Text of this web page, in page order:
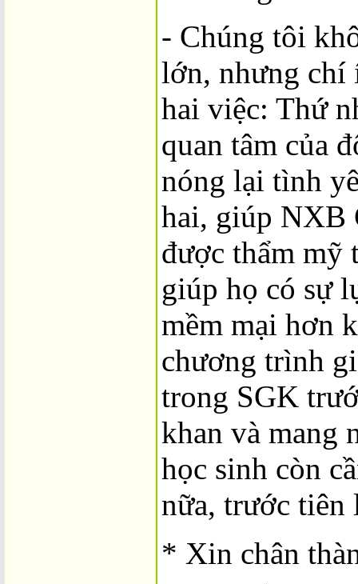
- Chúng tôi
lớn, nhưng chí
hai việc: Thứ
quan tâm của
nóng lại tình
hai, giúp NXB
được thẩm mỹ
giúp họ có sự
mềm mại hơn
chương trình
trong SGK
khan và mang
học sinh còn
nữa, trước tiên
* Xin chân